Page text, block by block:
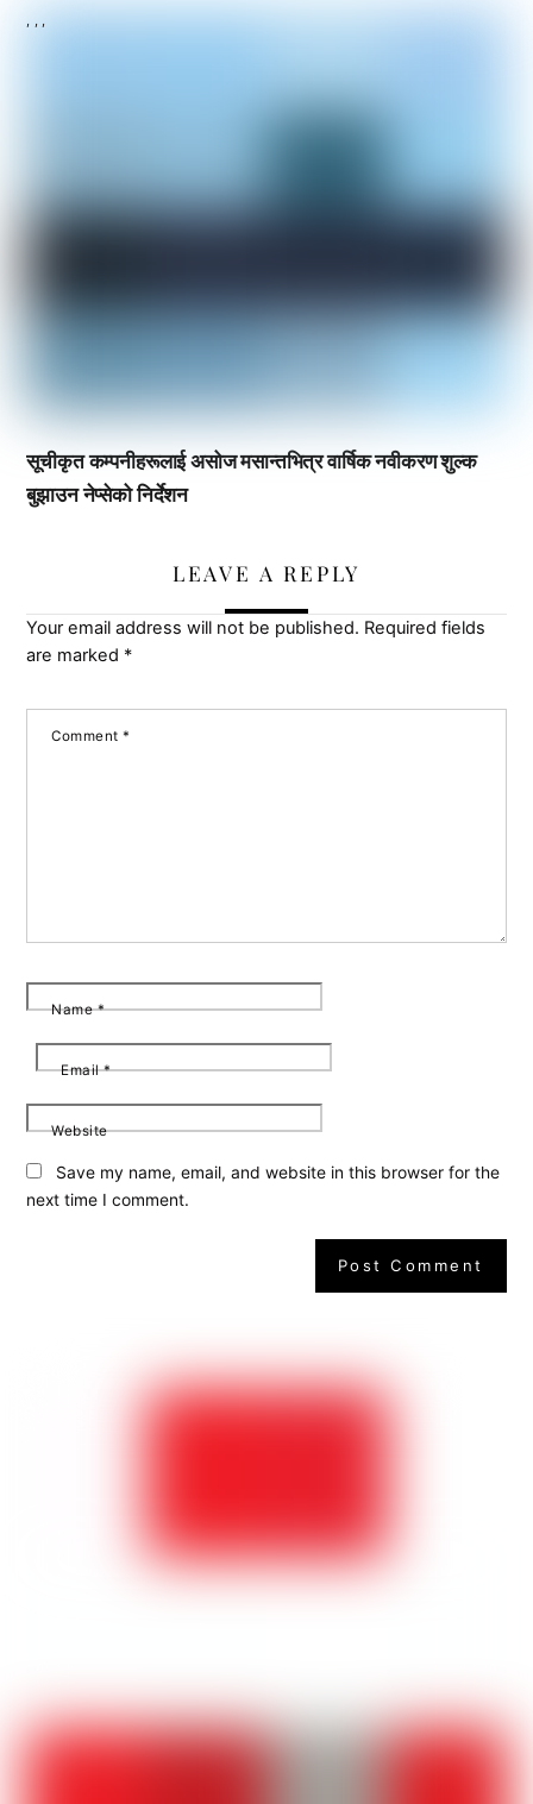
, , ,
सूचीकृत कम्पनीहरूलाई असोज मसान्तभित्र वार्षिक नवीकरण शुल्क
बुझाउन नेप्सेको निर्देशन
LEAVE A REPLY
Your email address will not be published. Required fields
are marked *
Comment*
Name*
Email*
Website
Save my name, email, and website in this browser for the
next time I comment.